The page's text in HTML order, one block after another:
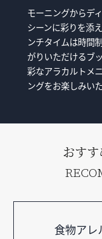
モーニングからデ
シーンに彩りを添
ンチタイムは時間
がりいただけるブ
彩なアラカルトメ
ングをお楽しみい
おす
食物アレ